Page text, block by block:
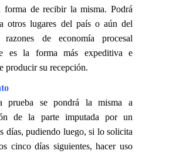
forma de recibir la misma. Podrá
otros lugares del país o aún del
de economía procesal
es la forma más expeditiva e
producir su recepción.
prueba se pondrá la misma a
de la parte imputada por un
días, pudiendo luego, si lo solicita
cinco días siguientes, hacer uso